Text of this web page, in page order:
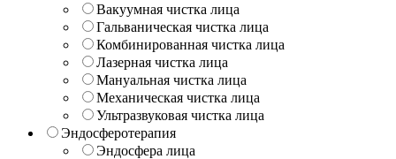
Вакуумная чистка лица
Гальваническая чистка лица
Комбинированная чистка лица
Лазерная чистка лица
Мануальная чистка лица
Механическая чистка лица
Ультразвуковая чистка лица
Эндосферотерапия
Эндосфера лица